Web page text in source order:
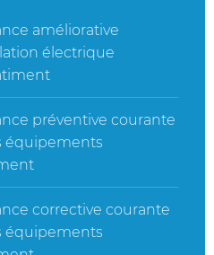
améliorative
électrique
préventive courante
équipements
corrective courante
équipements